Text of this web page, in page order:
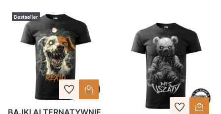
Bestseller
BAJKI ALTERNATYWNIE